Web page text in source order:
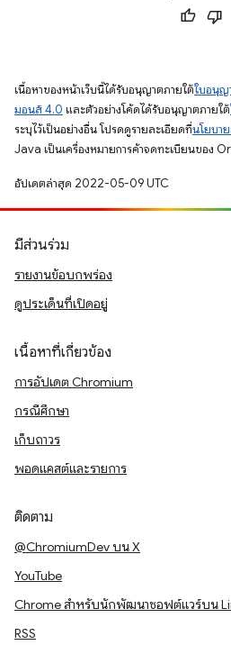
เนื้อหาของหน้าเว็บนี้ได้รับอนุญาตภายใต้ใบอนุญ
มอนส์ 4.0 และตัวอย่างโค้ดได้รับอนุญาตภายใต้
ระบุไว้เป็นอย่างอื่น โปรดดูรายละเอียดที่นโยบา
Java เป็นเครื่องหมายการค้าจดทะเบียนของ
อัปเดตล่าสุด 2022-05-09 UTC
มีส่วนร่วม
รายงานข้อบกพร่อง
ดูประเด็นที่เปิดอยู่
เนื้อหาที่เกี่ยวข้อง
การอัปเดต Chromium
กรณีศึกษา
เก็บถาวร
พอดแคสต์และรายการ
ติดตาม
@ChromiumDev บน X
YouTube
Chrome สำหรับนักพัฒนาซอฟต์แวร์บน
RSS